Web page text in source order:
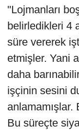
"Lojmanları
belirledikleri 4
süre vererek
etmişler. Yani
daha
işçinin sesini
anlamamışlar.
Bu süreçte